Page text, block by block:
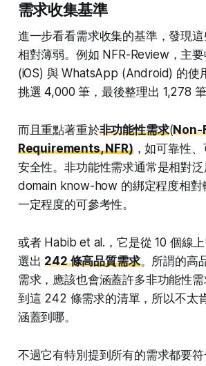
需求收集基準
進一步看看需求收集的基準，發現
相對薄弱。例如 NFR-Review，主
(iOS) 與 WhatsApp (Android) 的使
挑選 4,000 筆，最後整理出 1,278 筆
而且重點著重於非功能性需求(Non-
Requirements, NFR)，如可靠性、
安全性。非功能性需求通常是相對
domain know-how 的綁定程度相對
一定程度的可參考性。
或者 Habib et al.，它是從 10 個線
選出242 條高品質需求。所謂的高
需求，應該也會涵蓋許多非功能性
到這 242 條需求的清單，所以不太
涵蓋到哪。
不過它有特別提到所有的需求都要